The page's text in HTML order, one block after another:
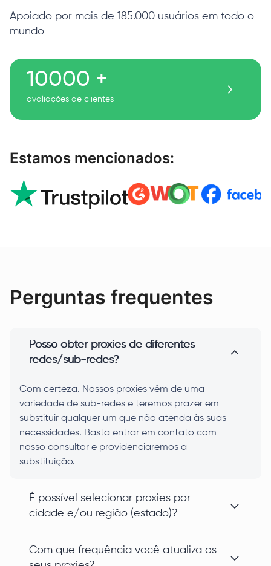
Apoiado por mais de 185.000 usuários em todo o
mundo
10000 +
avaliações de clientes
Estamos mencionados:
Perguntas frequentes
Posso obter proxies de diferentes
redes/sub-redes?
Com certeza. Nossos proxies vêm de uma
variedade de sub-redes e teremos prazer em
substituir qualquer um que não atenda às suas
necessidades. Basta entrar em contato com
nosso consultor e providenciaremos a
substituição.
É possível selecionar proxies por
cidade e/ou região (estado)?
Com que frequência você atualiza os